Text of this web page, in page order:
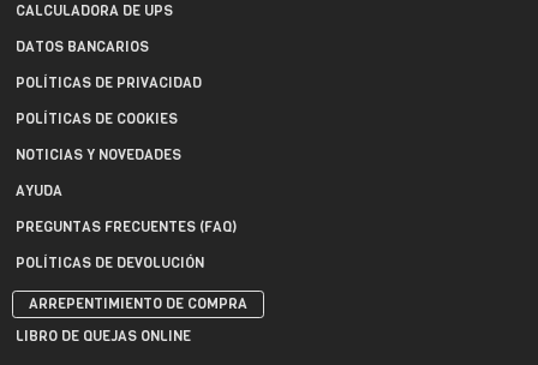
CALCULADORA DE UPS
DATOS BANCARIOS
POLÍTICAS DE PRIVACIDAD
POLÍTICAS DE COOKIES
NOTICIAS Y NOVEDADES
AYUDA
PREGUNTAS FRECUENTES (FAQ)
POLÍTICAS DE DEVOLUCIÓN
ARREPENTIMIENTO DE COMPRA
LIBRO DE QUEJAS ONLINE